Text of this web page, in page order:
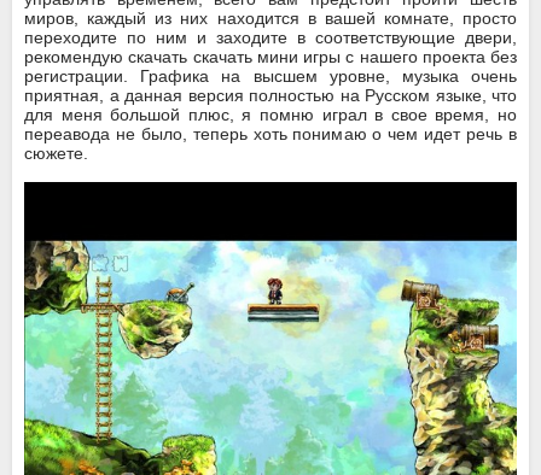
миров, каждый из них находится в вашей комнате, просто
переходите по ним и заходите в соответствующие двери,
рекомендую скачать скачать мини игры с нашего проекта без
регистрации. Графика на высшем уровне, музыка очень
приятная, а данная версия полностью на Русском языке, что
для меня большой плюс, я помню играл в свое время, но
переавода не было, теперь хоть понимаю о чем идет речь в
сюжете.